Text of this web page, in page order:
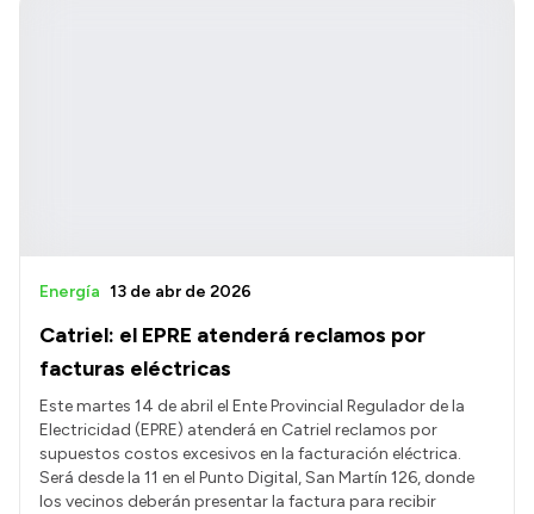
Catriel: el EPRE atenderá reclamos por
facturas eléctricas
Energía 13 de abr de 2026
Este martes 14 de abril el Ente Provincial Regulador de la
Electricidad (EPRE) atenderá en Catriel reclamos por
supuestos costos excesivos en la facturación eléctrica.
Será desde la 11 en el Punto Digital, San Martín 126, donde
los vecinos deberán presentar la factura para recibir